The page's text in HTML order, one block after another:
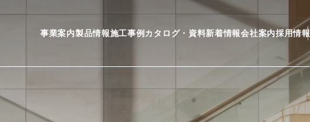
事業案内製品情報施工事例 カタログ・資料新着情報会社案内採用情報